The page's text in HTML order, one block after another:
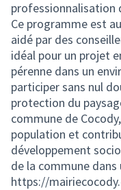
professionnalisation
Ce programme est
aidé par des
idéal pour un projet
pérenne dans un
participer sans nul
protection du
commune de
population et
développement
de la commune
https://